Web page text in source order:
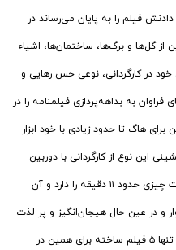
فیلم را به پایان می‌رساند در
از گل‌ها و برگ‌ها، ساختمان‌ها، اشیاء
در کارگردانی، نوعی حس رهایی و
به بداهه‌پردازی فیلمنامه را در
هاگ تا حدود زیادی با خود ابزار
این نوع از کارگردانی با دوربین
فیلم کمرای ۱۶ میلیمتری که تنها امکان ثبت چیزی حدود ۱۱ دقیقه را دارد و آن
و در عین حال هیجان‌انگیز و پر لذت
خبر می‌دهد. جوانا هاگ ۶۲ ساله تا به حال تنها ۵ فیلم ساخته برای همین در